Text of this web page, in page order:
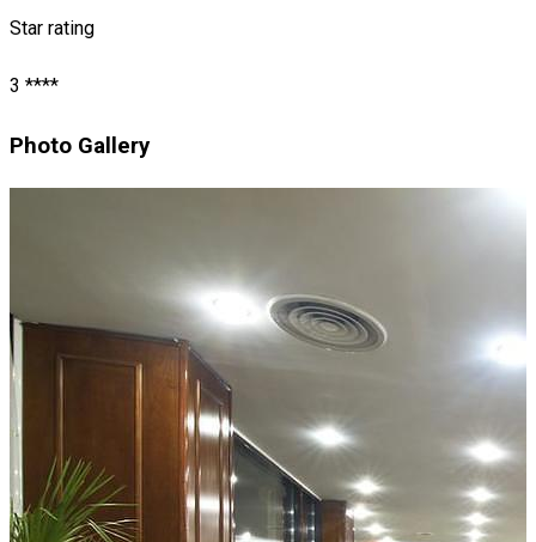
Star rating
3 ****
Photo Gallery